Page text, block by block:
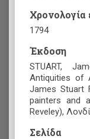
Χρονολογία
1794
Έκδοση
STUART,
Antiquities of
James Stuart
painters and
Reveley),
Σελίδα